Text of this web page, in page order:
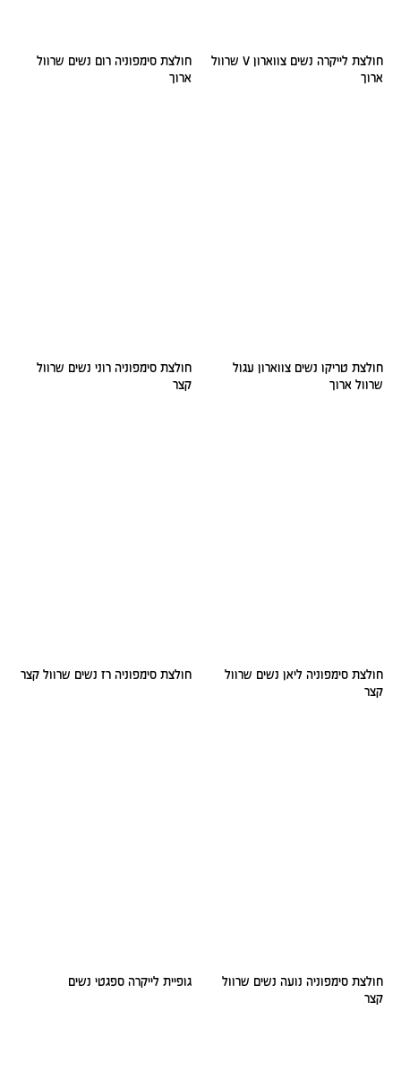
חולצת לייקרה נשים צווארון V שרוול
ארוך
חולצת סימפוניה רום נשים שרוול
ארוך
חולצת טריקו נשים צווארון עגול
שרוול ארוך
חולצת סימפוניה רוני נשים שרוול
קצר
חולצת סימפוניה ליאן נשים שרוול
קצר
חולצת סימפוניה רז נשים שרוול קצר
חולצת סימפוניה נועה נשים שרוול
קצר
גופיית לייקרה ספגטי נשים